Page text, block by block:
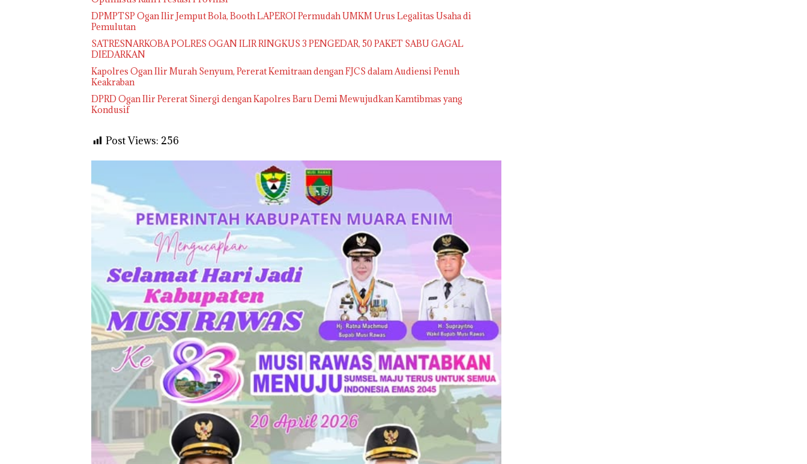
DPMPTSP Ogan Ilir Jemput Bola, Booth LAPEROI Permudah UMKM Urus Legalitas Usaha di
Pemulutan
SATRESNARKOBA POLRES OGAN ILIR RINGKUS 3 PENGEDAR, 50 PAKET SABU GAGAL
DIEDARKAN
Kapolres Ogan Ilir Murah Senyum, Pererat Kemitraan dengan FJCS dalam Audiensi Penuh
Keakraban
DPRD Ogan Ilir Pererat Sinergi dengan Kapolres Baru Demi Mewujudkan Kamtibmas yang
Kondusif
Post Views: 256